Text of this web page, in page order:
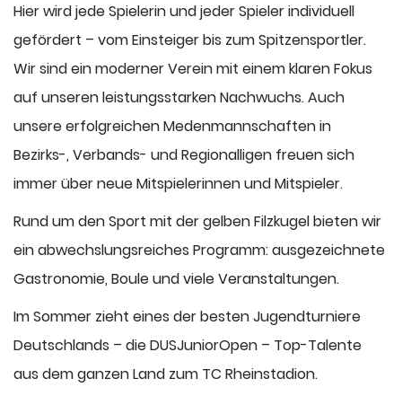
Hier wird jede Spielerin und jeder Spieler individuell
gefördert – vom Einsteiger bis zum Spitzensportler.
Wir sind ein moderner Verein mit einem klaren Fokus
auf unseren leistungsstarken Nachwuchs. Auch
unsere erfolgreichen Medenmannschaften in
Bezirks-, Verbands- und Regionalligen freuen sich
immer über neue Mitspielerinnen und Mitspieler.
Rund um den Sport mit der gelben Filzkugel bieten wir
ein abwechslungsreiches Programm: ausgezeichnete
Gastronomie, Boule und viele Veranstaltungen.
Im Sommer zieht eines der besten Jugendturniere
Deutschlands – die DUSJuniorOpen – Top-Talente
aus dem ganzen Land zum TC Rheinstadion.